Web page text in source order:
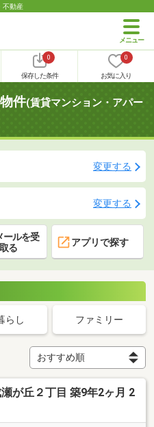
不動産
0
保存した条件
0
お気に入り
件(賃貸マンション・アパー
変更する
変更する
ールを受
取る
アプリで探す
らし ファミリー
が丘２丁目 築9年2ヶ月 2